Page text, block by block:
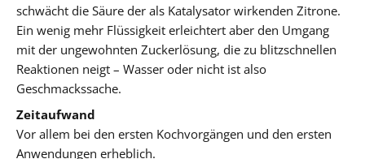
schwächt die Säure der als Katalysator wirkenden Zitrone.
Ein wenig mehr Flüssigkeit erleichtert aber den Umgang
mit der ungewohnten Zuckerlösung, die zu blitzschnellen
Reaktionen neigt – Wasser oder nicht ist also
Geschmackssache.
Zeitaufwand
Vor allem bei den ersten Kochvorgängen und den ersten
Anwendungen erheblich.